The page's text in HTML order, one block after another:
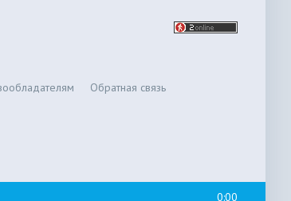
Обратная связь
0:00